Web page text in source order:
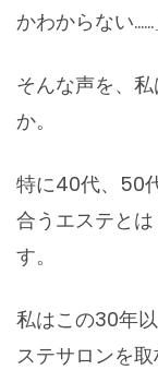
かわからない……
そんな声を、
か。
特に40代、50
合うエステと
す。
私はこの30年
ステサロンを取